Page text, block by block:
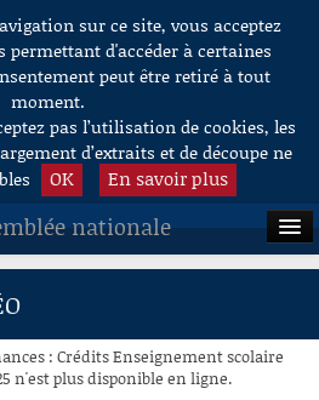
sur ce site, vous acceptez
permettant d'accéder à certaines
peut être retiré à tout
moment.
pas l’utilisation de cookies, les
d’extraits et de découpe ne
OK En savoir plus
nationale
: Crédits Enseignement scolaire
n'est plus disponible en ligne.